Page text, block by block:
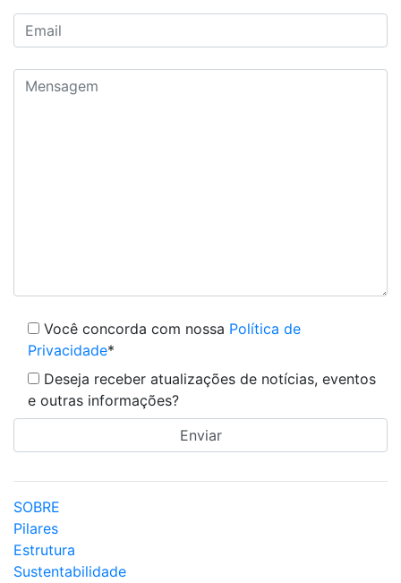
Você concorda com nossa Política de
Privacidade*
Deseja receber atualizações de notícias, eventos
e outras informações?
SOBRE
Pilares
Estrutura
Sustentabilidade